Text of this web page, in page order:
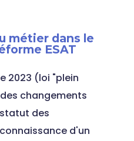
métier dans le
ESAT
2023 (loi "plein
changements
des
d'un